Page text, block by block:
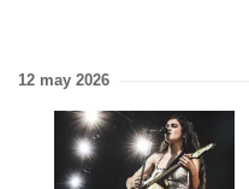
12 may 2026